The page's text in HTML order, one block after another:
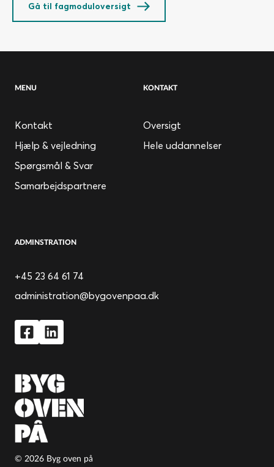
Gå til fagmoduloversigt
© 2026 Byg oven på
MENU
Kontakt
Hjælp & vejledning
Spørgsmål & Svar
Samarbejdspartnere
KONTAKT
Oversigt
Hele uddannelser
ADMINSTRATION
+45 23 64 61 74
administration@bygovenpaa.dk